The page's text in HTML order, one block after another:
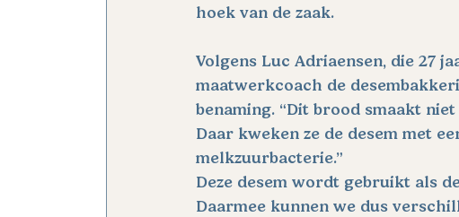
hoek van de zaak.
Volgens Luc Adriaensen, die 27
maatwerkcoach de
benaming. “Dit brood smaakt
Daar kweken ze de desem met
melkzuurbacterie.”
Deze desem wordt gebruikt als
Daarmee kunnen we dus